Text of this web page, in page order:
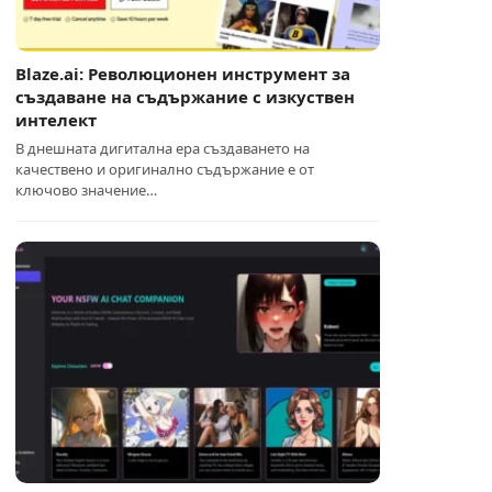
Blaze.ai: Революционен инструмент за
създаване на съдържание с изкуствен
интелект
В днешната дигитална ера създаването на
качествено и оригинално съдържание е от
ключово значение…